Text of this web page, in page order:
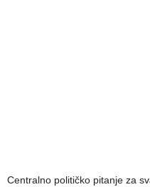
Centralno političko pitanje za